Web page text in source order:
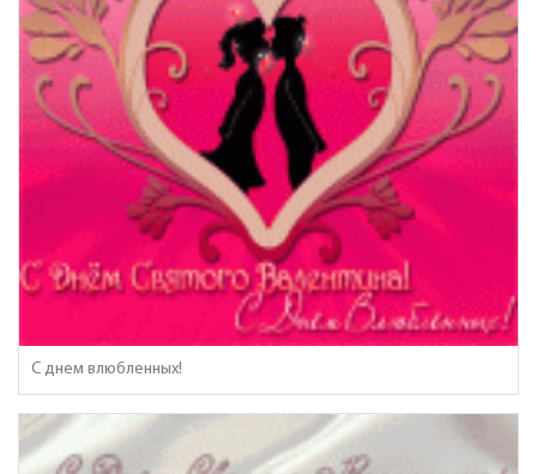
С днем влюбленных!